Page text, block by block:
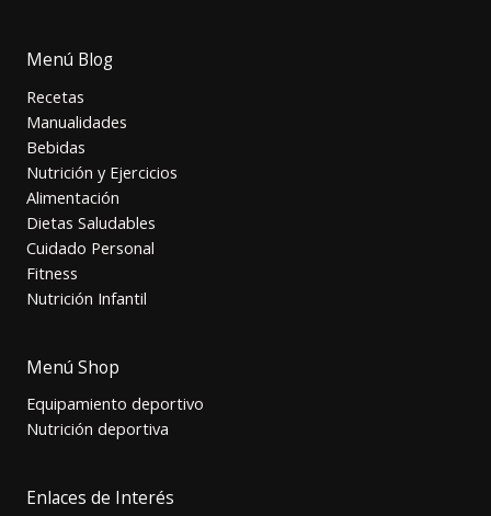
Menú Blog
Recetas
Manualidades
Bebidas
Nutrición y Ejercicios
Alimentación
Dietas Saludables
Cuidado Personal
Fitness
Nutrición Infantil
Menú Shop
Equipamiento deportivo
Nutrición deportiva
Enlaces de Interés